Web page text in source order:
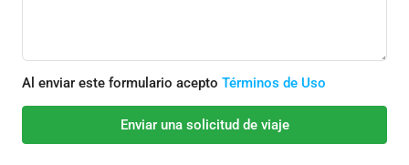
Al enviar este formulario acepto Términos de Uso
Enviar una solicitud de viaje